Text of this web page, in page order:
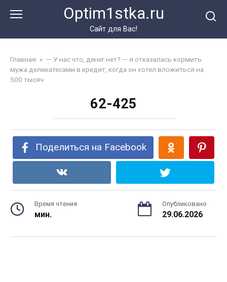
Optim1stka.ru
Сайт для Вас!
Главная » — У нас что, денег нет? — я отказалась кормить
мужа деликатесами в кредит, когда он хотел вложиться на
500 тысяч
62-425
Поделиться на Facebook
Время чтения
мин.
Опубликовано
29.06.2026